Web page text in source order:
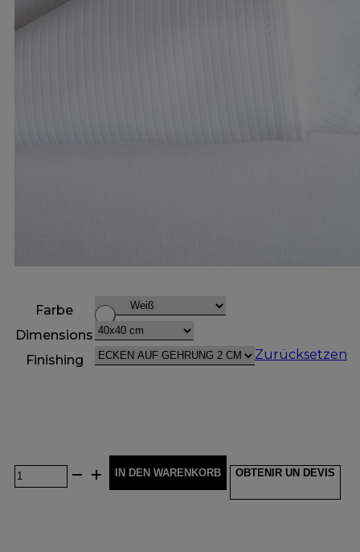
Farbe
Dimensions
Finishing
Zurücksetzen
IN DEN WARENKORB OBTENIR UN DEVIS